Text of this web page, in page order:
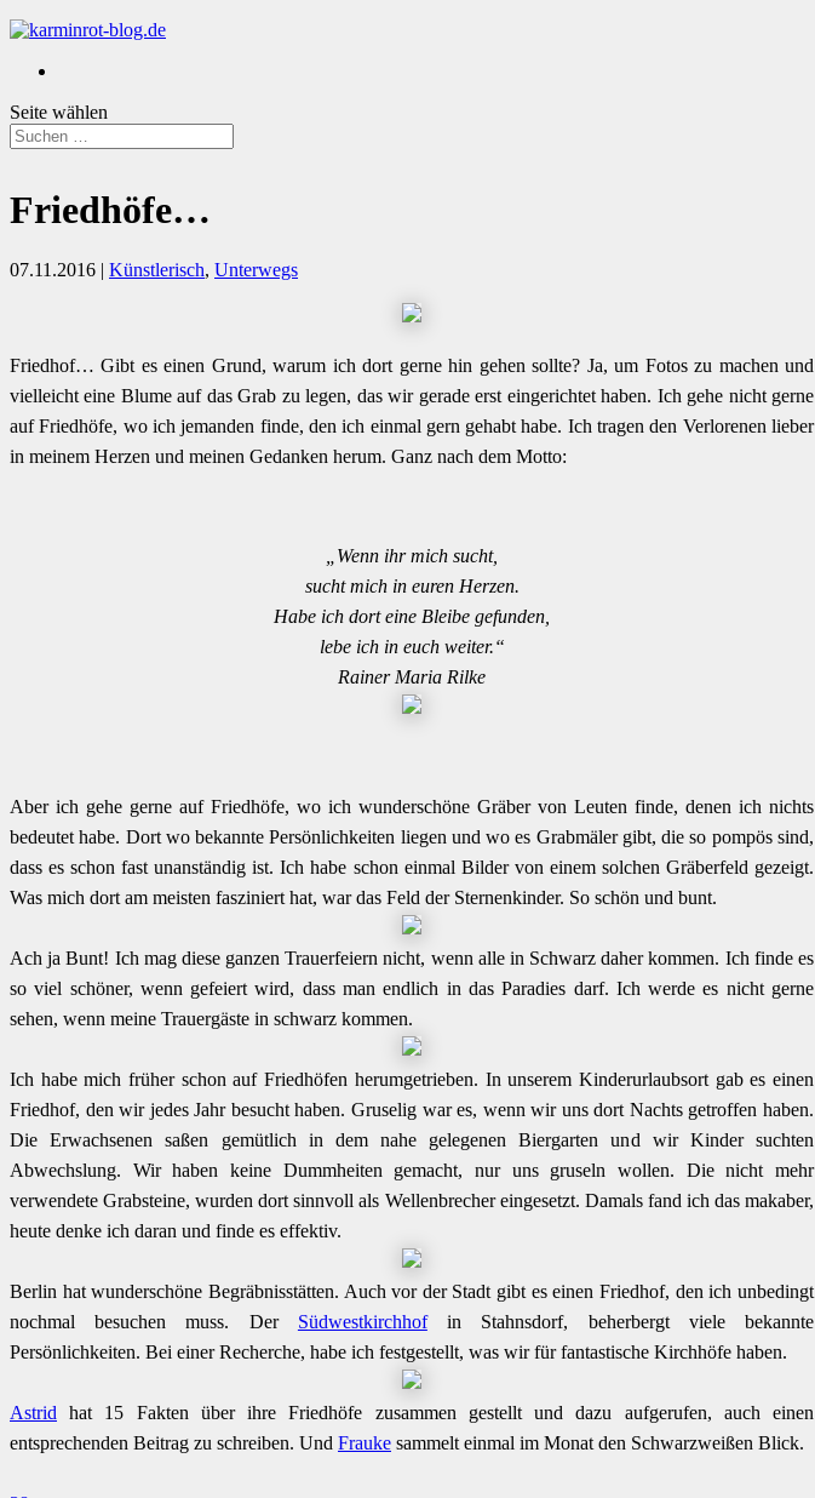
Seite wählen
Friedhöfe…
07.11.2016 | Künstlerisch, Unterwegs
Friedhof… Gibt es einen Grund, warum ich dort gerne hin gehen sollte? Ja, um Fotos zu machen und
vielleicht eine Blume auf das Grab zu legen, das wir gerade erst eingerichtet haben. Ich gehe nicht gerne
auf Friedhöfe, wo ich jemanden finde, den ich einmal gern gehabt habe. Ich tragen den Verlorenen lieber
in meinem Herzen und meinen Gedanken herum. Ganz nach dem Motto:
„Wenn ihr mich sucht,
sucht mich in euren Herzen.
Habe ich dort eine Bleibe gefunden,
lebe ich in euch weiter.“
Rainer Maria Rilke
Aber ich gehe gerne auf Friedhöfe, wo ich wunderschöne Gräber von Leuten finde, denen ich nichts
bedeutet habe. Dort wo bekannte Persönlichkeiten liegen und wo es Grabmäler gibt, die so pompös sind,
dass es schon fast unanständig ist. Ich habe schon einmal Bilder von einem solchen Gräberfeld gezeigt.
Was mich dort am meisten fasziniert hat, war das Feld der Sternenkinder. So schön und bunt.
Ach ja Bunt! Ich mag diese ganzen Trauerfeiern nicht, wenn alle in Schwarz daher kommen. Ich finde es
so viel schöner, wenn gefeiert wird, dass man endlich in das Paradies darf. Ich werde es nicht gerne
sehen, wenn meine Trauergäste in schwarz kommen.
Ich habe mich früher schon auf Friedhöfen herumgetrieben. In unserem Kinderurlaubsort gab es einen
Friedhof, den wir jedes Jahr besucht haben. Gruselig war es, wenn wir uns dort Nachts getroffen haben.
Die Erwachsenen saßen gemütlich in dem nahe gelegenen Biergarten und wir Kinder suchten
Abwechslung. Wir haben keine Dummheiten gemacht, nur uns gruseln wollen. Die nicht mehr
verwendete Grabsteine, wurden dort sinnvoll als Wellenbrecher eingesetzt. Damals fand ich das makaber,
heute denke ich daran und finde es effektiv.
Berlin hat wunderschöne Begräbnisstätten. Auch vor der Stadt gibt es einen Friedhof, den ich unbedingt
nochmal besuchen muss. Der Südwestkirchhofin Stahnsdorf, beherbergt viele bekannte
Persönlichkeiten. Bei einer Recherche, habe ich festgestellt, was wir für fantastische Kirchhöfe haben.
Astrid hat 15 Fakten über ihre Friedhöfe zusammen gestellt und dazu aufgerufen, auch einen
entsprechenden Beitrag zu schreiben. Und Frauke sammelt einmal im Monat den Schwarzweißen Blick.